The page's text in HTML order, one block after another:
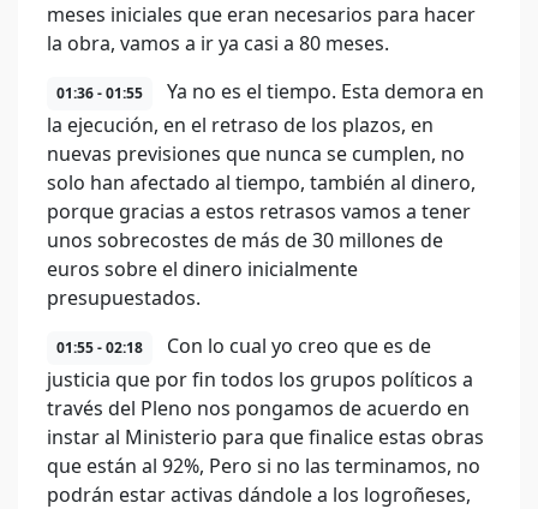
meses iniciales que eran necesarios para hacer
la obra, vamos a ir ya casi a 80 meses.
01:36 - 01:55
Ya no es el tiempo. Esta demora en
la ejecución, en el retraso de los plazos, en
nuevas previsiones que nunca se cumplen, no
solo han afectado al tiempo, también al dinero,
porque gracias a estos retrasos vamos a tener
unos sobrecostes de más de 30 millones de
euros sobre el dinero inicialmente
presupuestados.
01:55 - 02:18
Con lo cual yo creo que es de
justicia que por fin todos los grupos políticos a
través del Pleno nos pongamos de acuerdo en
instar al Ministerio para que finalice estas obras
que están al 92%, Pero si no las terminamos, no
podrán estar activas dándole a los logroñeses,